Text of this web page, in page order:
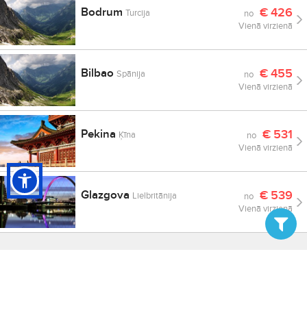
BodrumTurcija no €426
Vienā virzienā
BilbaoSpānija no €455
Vienā virzienā
Pekina Ķīna no € 531
Vienā virzienā
Glazgova Lielbritānija no € 539
Vienā virzienā